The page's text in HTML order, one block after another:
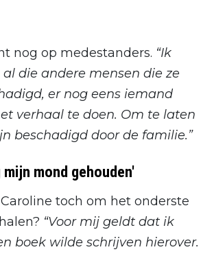
nog op medestanders. “Ik
die andere mensen die ze
er nog eens iemand
verhaal te doen. Om te laten
beschadigd door de familie.”
mond gehouden'
toch om het onderste
“Voor mij geldt dat ik
boek wilde schrijven hierover.